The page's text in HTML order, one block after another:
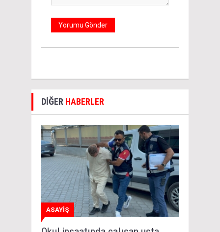
DİĞER HABERLER
ASAYİŞ